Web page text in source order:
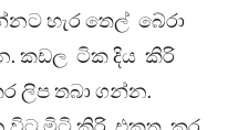
හැර තෙල් බේරා
කඩල ටික දිය කිරි
ලිප තබා ගන්න.